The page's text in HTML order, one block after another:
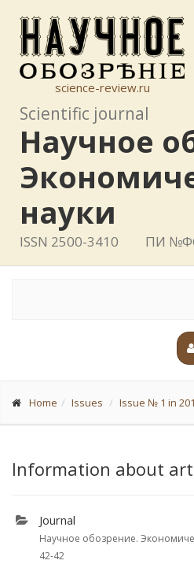
science-review.ru
Scientific journal
Научное
науки
ISSN 2500-3410 ПИ
Home Issues Issue № 1 in
Information about
Journal
Научное обозрение.
42-42